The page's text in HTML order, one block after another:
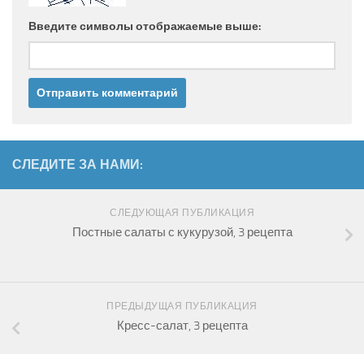
Введите символы отображаемые выше:
СЛЕДИТЕ ЗА НАМИ:
СЛЕДУЮЩАЯ ПУБЛИКАЦИЯ
Постные салаты с кукурузой, 3 рецепта
ПРЕДЫДУЩАЯ ПУБЛИКАЦИЯ
Кресс-салат, 3 рецепта